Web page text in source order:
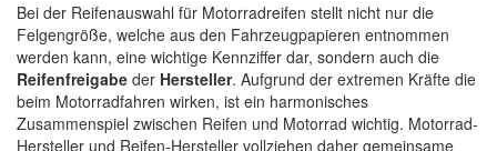
Bei der Reifenauswahl für Motorradreifen stellt nicht nur die
Felgengröße, welche aus den Fahrzeugpapieren entnommen
werden kann, eine wichtige Kennziffer dar, sondern auch die
Reifenfreigabe der Hersteller. Aufgrund der extremen Kräfte die
beim Motorradfahren wirken, ist ein harmonisches
Zusammenspiel zwischen Reifen und Motorrad wichtig. Motorrad-
Hersteller und Reifen-Hersteller vollziehen daher gemeinsame